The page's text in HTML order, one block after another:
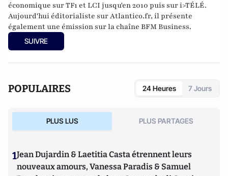
économique sur TF1 et LCI jusqu'en 2010 puis sur i>TÉLÉ.
Aujourd'hui éditorialiste sur Atlantico.fr, il présente
également une émission sur la chaîne BFM Business.
SUIVRE
POPULAIRES 24 Heures 7 Jours
PLUS LUS PLUS PARTAGES
1Jean Dujardin & Laetitia Casta étrennent leurs
nouveaux amours, Vanessa Paradis & Samuel